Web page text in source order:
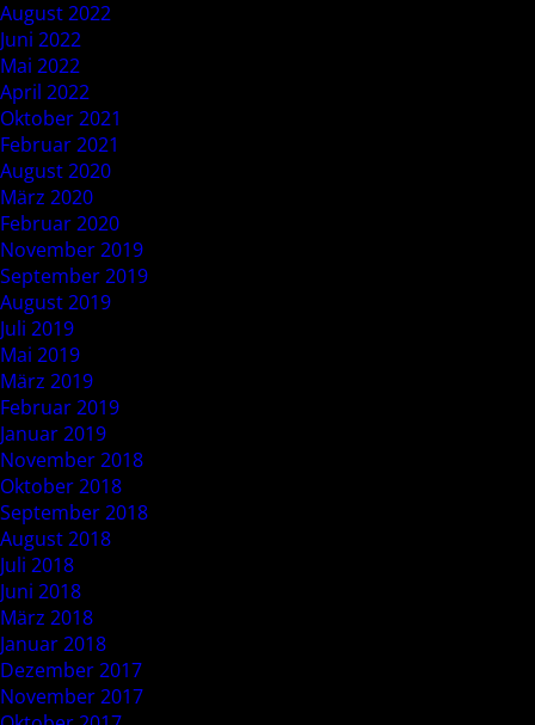
August 2022
Juni 2022
Mai 2022
April 2022
Oktober 2021
Februar 2021
August 2020
März 2020
Februar 2020
November 2019
September 2019
August 2019
Juli 2019
Mai 2019
März 2019
Februar 2019
Januar 2019
November 2018
Oktober 2018
September 2018
August 2018
Juli 2018
Juni 2018
März 2018
Januar 2018
Dezember 2017
November 2017